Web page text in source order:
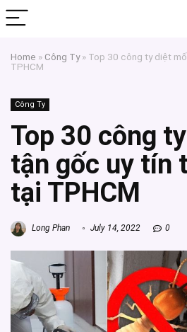
Home » Công Ty» Top 30 công ty diệt
TPHCM
Công Ty
Top 30 công
tận gốc uy tín
tại TPHCM
Long Phan July 14, 2022 0